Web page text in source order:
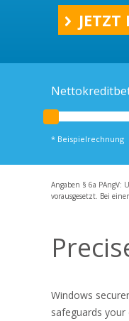
* Beispielrechnung
Angaben § 6a PAngV:
vorausgesetzt. Bei
Windows
safeguards